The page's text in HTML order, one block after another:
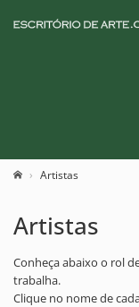
Artistas
Artistas
Conheça abaixo o rol
trabalha.
Clique no nome de